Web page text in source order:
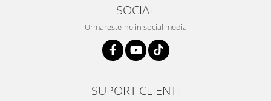
SOCIAL
Urmareste-ne in social media
SUPORT CLIENTI